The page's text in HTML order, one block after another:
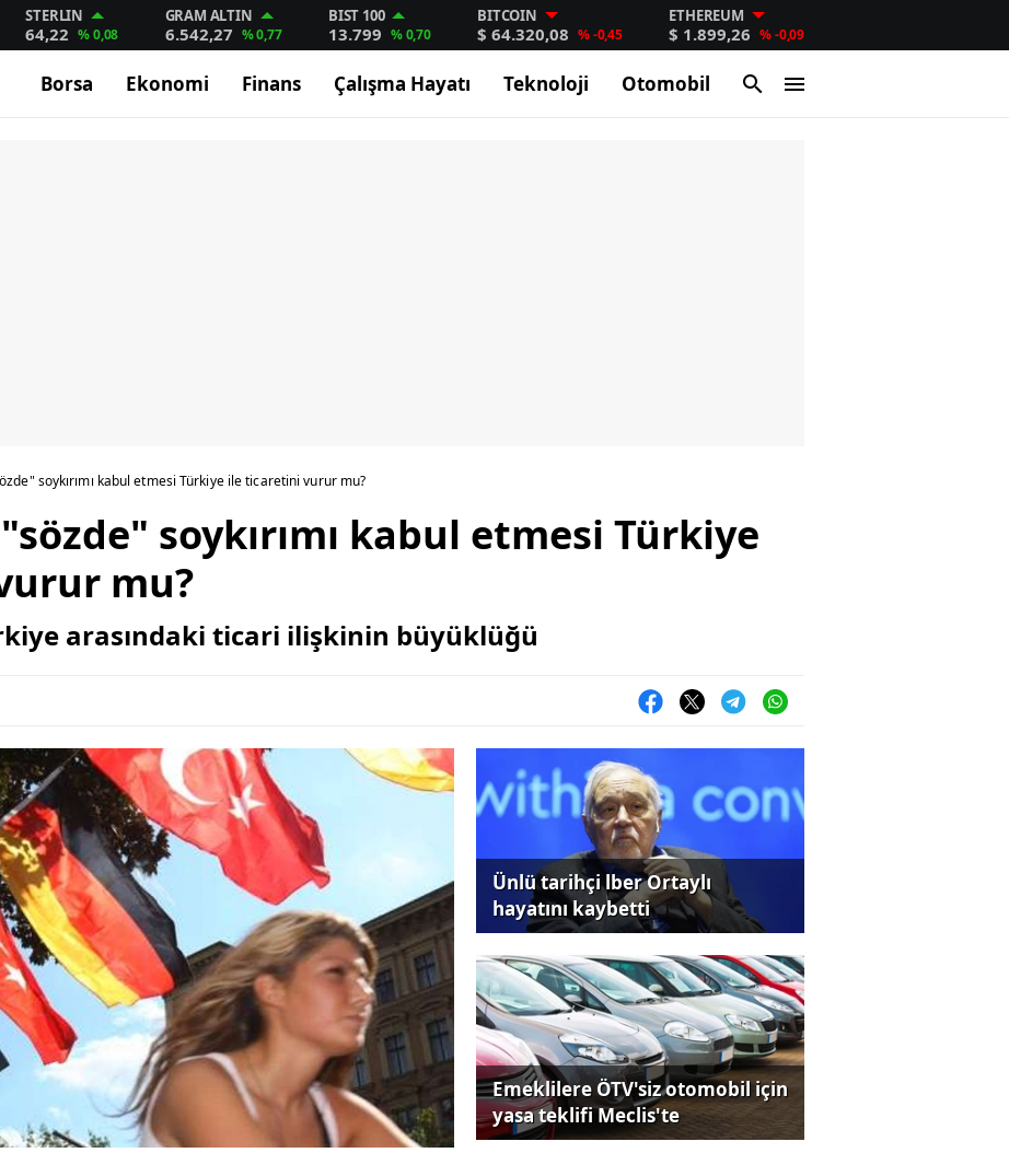
STERLIN
64,22 % 0,08
GRAM ALTIN
6.542,27 % 0,77
BIST 100
13.799 % 0,70
BITCOIN
$ 64.320,08 % -0,45
ETHEREUM
$ 1.899,26 % -0,09
Borsa Ekonomi Finans Çalışma Hayatı Teknoloji Otomobil
soykırımı kabul etmesi Türkiye ile ticaretini vurur mu?
soykırımı kabul etmesi Türkiye
mu?
arasındaki ticari ilişkinin büyüklüğü
Ünlü tarihçi lber Ortaylı
hayatını kaybetti
Emeklilere ÖTV'siz otomobil için
yasa teklifi Meclis'te